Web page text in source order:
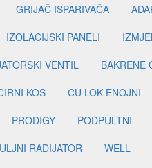
GRIJAČ ISPARIVAČA
IZOLACIJSKI PANELI
VENTIL BAKRENE
KOS CU LOK ENOJNI
PRODIGY PODPULTNI
ULJNI RADIJATOR WELL